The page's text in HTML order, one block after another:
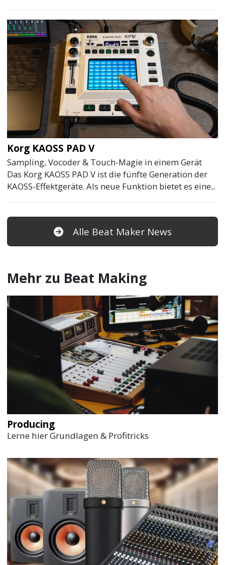
Korg KAOSS PAD V
Sampling, Vocoder & Touch-Magie in einem Gerät
Das Korg KAOSS PAD V ist die fünfte Generation der
KAOSS-Effektgeräte. Als neue Funktion bietet es eine...
Alle Beat Maker News
Mehr zu Beat Making
Producing
Lerne hier Grundlagen & Profitricks